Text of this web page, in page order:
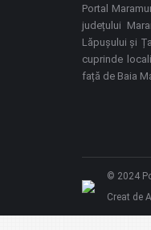
Portal
județului
Lăpușului și
cuprinde
față de Baia
© 2024
Creat de